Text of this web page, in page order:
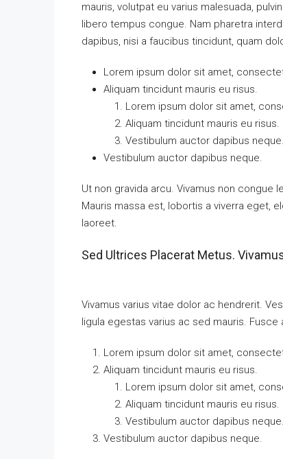
mauris, volutpat eu varius malesuada,
libero tempus congue. Nam pharetra
dapibus, nisi a faucibus tincidunt, quam
Lorem ipsum dolor sit amet,
Aliquam tincidunt mauris eu risus.
Lorem ipsum dolor sit amet,
Aliquam tincidunt mauris eu risus.
Vestibulum auctor dapibus neque.
Vestibulum auctor dapibus neque.
Ut non gravida arcu. Vivamus non congue
Mauris massa est, lobortis a viverra eget,
laoreet.
Sed Ultrices Placerat Metus.
Vivamus varius vitae dolor ac hendrerit.
ligula egestas varius ac sed mauris.
Lorem ipsum dolor sit amet,
Aliquam tincidunt mauris eu risus.
Lorem ipsum dolor sit amet,
Aliquam tincidunt mauris eu risus.
Vestibulum auctor dapibus neque.
Vestibulum auctor dapibus neque.